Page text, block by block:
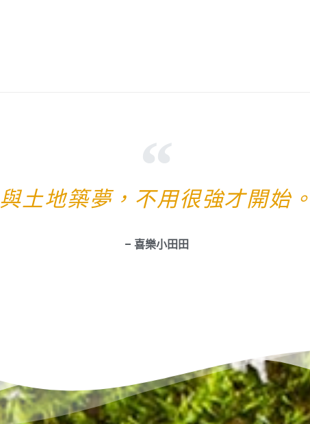
與土地築夢，不用很強才開始
– 喜樂小田田